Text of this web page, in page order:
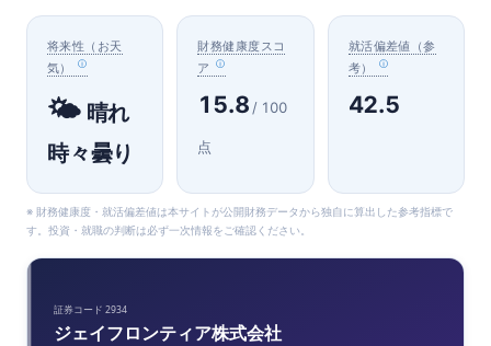
将来性（お天
気）
🌤️晴れ
時々曇り
財務健康度スコ
ア
15.8 / 100
点
就活偏差値（参
考）
42.5
※ 財務健康度・就活偏差値は本サイトが公開財務データから独自に算出した参考指標で
す。投資・就職の判断は必ず一次情報をご確認ください。
証券コード 2934
ジェイフロンティア株式会社